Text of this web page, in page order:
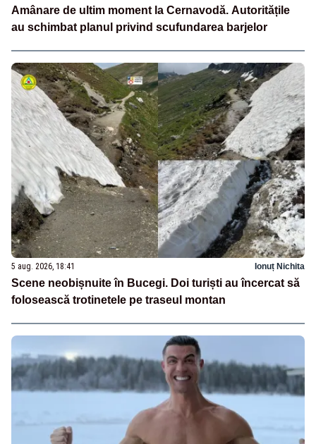
Amânare de ultim moment la Cernavodă. Autoritățile
au schimbat planul privind scufundarea barjelor
5 aug. 2026, 18:41 Ionuț Nichita
Scene neobișnuite în Bucegi. Doi turiști au încercat să
folosească trotinetele pe traseul montan